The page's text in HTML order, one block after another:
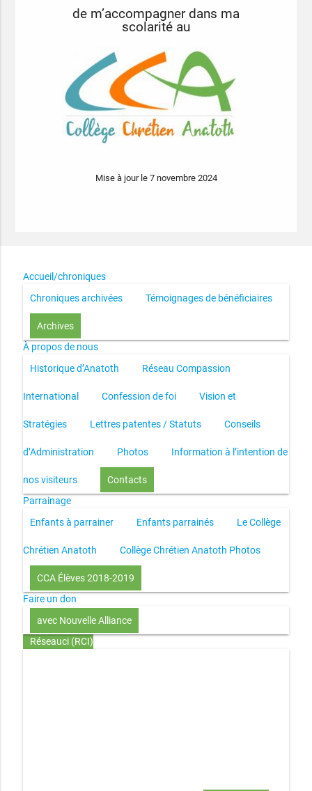
de m’accompagner dans ma
scolarité au
Mise à jour le 7 novembre 2024
Accueil/chroniques
Chroniques archivées
Témoignages de bénéficiaires
Archives
À propos de nous
Historique d’Anatoth
Réseau Compassion
International Confession de foi Vision et
Stratégies Lettres patentes / Statuts Conseils
d’Administration Photos Information à l’intention de
nos visiteurs
Contacts
Parrainage
Enfants à parrainer
Enfants parrainés Le Collège
Chrétien Anatoth Collège Chrétien Anatoth Photos
CCA Élèves 2018-2019
Faire un don
avec Nouvelle Alliance
Réseauci (RCI)